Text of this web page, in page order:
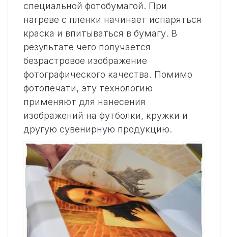
специальной фотобумагой. При
нагреве с пленки начинает испаряться
краска и впитываться в бумагу. В
результате чего получается
безрастровое изображение
фотографического качества. Помимо
фотопечати, эту технологию
применяют для нанесения
изображений на футболки, кружки и
другую сувенирную продукцию.